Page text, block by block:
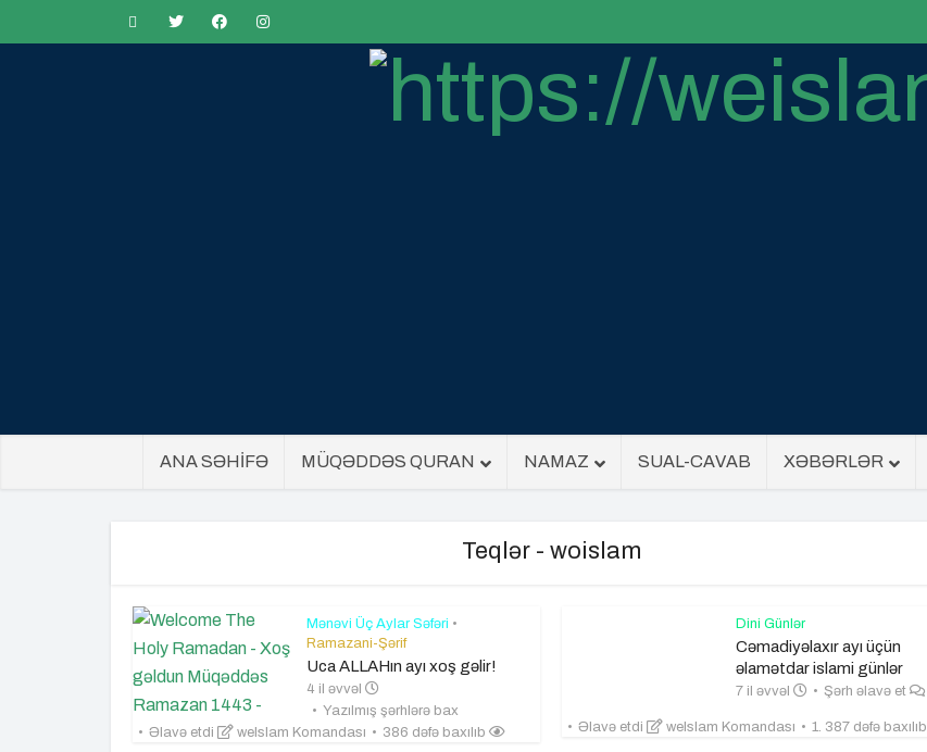
ANA SƏHİFƏ MÜQƏDDƏS QURAN NAMAZ SUAL-CAVAB XƏBƏRLƏR
Teqlər - woislam
Mənəvi Üç Aylar Səfəri •
Ramazani-Şərif
Uca ALLAHın ayı xoş gəlir!
4 il əvvəl
Yazılmış şərhlərə bax
Əlavə etdi
weIslam Komandası 386 dəfə baxılıb
Dini Günlər
Cəmadiyəlaxır ayı üçün
əlamətdar islami günlər
7 il əvvəl Şərh əlavə et
Əlavə etdi weIslam Komandası 1. 387 dəfə baxılıb